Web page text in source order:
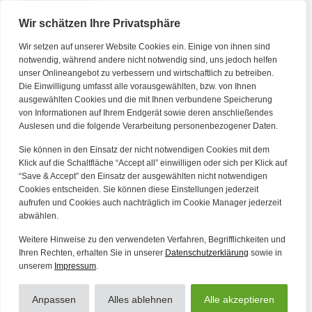
Wir schätzen Ihre Privatsphäre
Wir setzen auf unserer Website Cookies ein. Einige von ihnen sind
notwendig, während andere nicht notwendig sind, uns jedoch helfen
unser Onlineangebot zu verbessern und wirtschaftlich zu betreiben.
Die Einwilligung umfasst alle vorausgewählten, bzw. von Ihnen
ausgewählten Cookies und die mit Ihnen verbundene Speicherung
von Informationen auf Ihrem Endgerät sowie deren anschließendes
Auslesen und die folgende Verarbeitung personenbezogener Daten.
Sie können in den Einsatz der nicht notwendigen Cookies mit dem
Klick auf die Schaltfläche “Accept all” einwilligen oder sich per Klick auf
“Save & Accept” den Einsatz der ausgewählten nicht notwendigen
Cookies entscheiden. Sie können diese Einstellungen jederzeit
aufrufen und Cookies auch nachträglich im Cookie Manager jederzeit
abwählen.
Weitere Hinweise zu den verwendeten Verfahren, Begrifflichkeiten und
Ihren Rechten, erhalten Sie in unserer Datenschutzerklärung sowie in
unserem Impressum.
Anpassen Alles ablehnen Alle akzeptieren
Alle Artikel
Kontakt
Tel. Zentrale: +49 (69) 27273681
E-Mail: kontakt@forwerts.com
FFM – Friedensstraße 11
60311 Frankfurt am Main
→ Anfahrtsplan Frankfurt
HN – Gymnasiumstraße 35
74072 Heilbronn
→ Anfahrtsplan Heilbronn
Datenschutzerklärung
Impressum